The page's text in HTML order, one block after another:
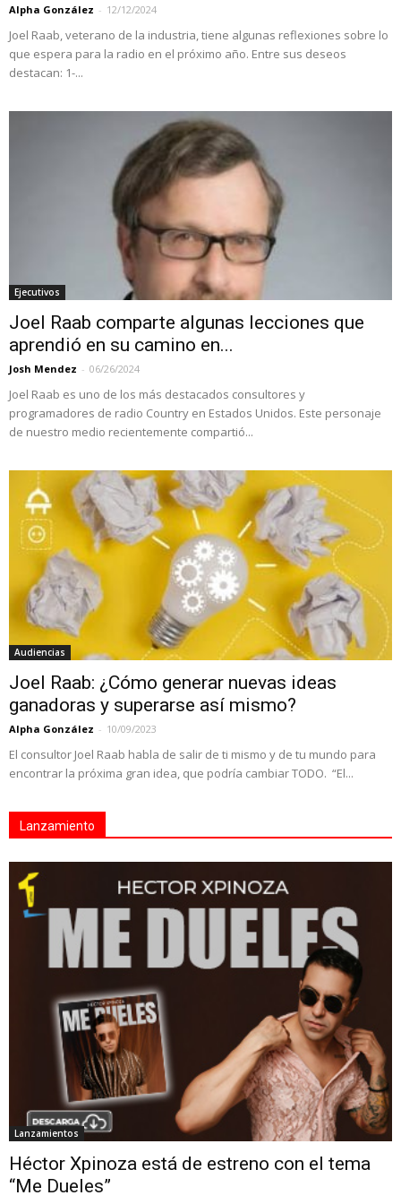
Alpha González - 12/12/2024
Joel Raab, veterano de la industria, tiene algunas reflexiones sobre lo
que espera para la radio en el próximo año. Entre sus deseos
destacan: 1-...
Ejecutivos
Joel Raab comparte algunas lecciones que
aprendió en su camino en...
Josh Mendez - 06/26/2024
Joel Raab es uno de los más destacados consultores y
programadores de radio Country en Estados Unidos. Este personaje
de nuestro medio recientemente compartió...
Audiencias
Joel Raab: ¿Cómo generar nuevas ideas
ganadoras y superarse así mismo?
Alpha González - 10/09/2023
El consultor Joel Raab habla de salir de ti mismo y de tu mundo para
encontrar la próxima gran idea, que podría cambiar TODO. “El...
Lanzamiento
Lanzamientos
Héctor Xpinoza está de estreno con el tema
“Me Dueles”